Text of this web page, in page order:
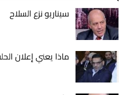
سيناريو نزع السلاح
ماذا يعني إعلان